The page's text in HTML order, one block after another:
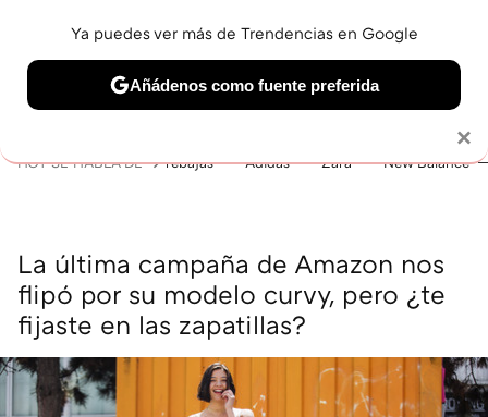
BELLEZA SHOPPING VIAJES GASTRO SNEAKERS
HOY SE HABLA DE rebajas Adidas Zara New Balance
La última campaña de Amazon nos
flipó por su modelo curvy, pero ¿te
fijaste en las zapatillas?
×
Ya puedes ver más de Trendencias en Google
Añádenos como fuente preferida